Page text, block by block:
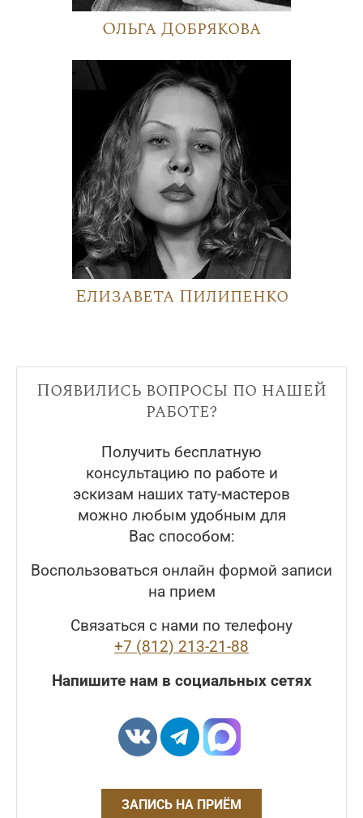
Ольга Добрякова
Елизавета Пилипенко
Появились вопросы по нашей
работе?
Получить бесплатную
консультацию по работе и
эскизам наших тату-мастеров
можно любым удобным для
Вас способом:
Воспользоваться онлайн формой записи
на прием
Связаться с нами по телефону
+7 (812) 213-21-88
Напишите нам в социальных сетях
ЗАПИСЬ НА ПРИЁМ